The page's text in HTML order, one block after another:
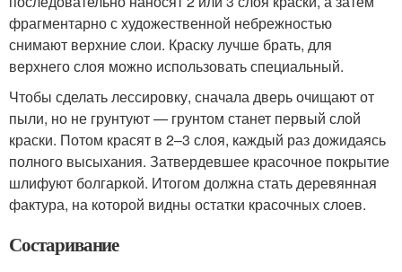
фрагментарно с художественной небрежностью
снимают верхние слои. Краску лучше брать, для
верхнего слоя можно использовать специальный.
Чтобы сделать лессировку, сначала дверь очищают от
пыли, но не грунтуют — грунтом станет первый слой
краски. Потом красят в 2–3 слоя, каждый раз дожидаясь
полного высыхания. Затвердевшее красочное покрытие
шлифуют болгаркой. Итогом должна стать деревянная
фактура, на которой видны остатки красочных слоев.
Состаривание